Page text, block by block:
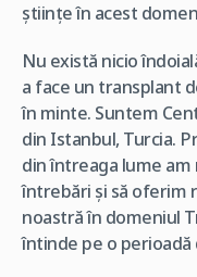
științe în acest
Nu există nicio
a face un transplant
în minte. Suntem
din Istanbul, Turcia.
din întreaga lume
întrebări și să oferim
noastră în domeniul
întinde pe o perioadă